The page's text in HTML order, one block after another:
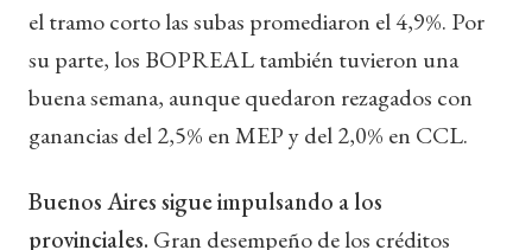
el tramo corto las subas promediaron el 4,9%. Por
su parte, los BOPREAL también tuvieron una
buena semana, aunque quedaron rezagados con
ganancias del 2,5% en MEP y del 2,0% en CCL.
Buenos Aires sigue impulsando a los
provinciales. Gran desempeño de los créditos